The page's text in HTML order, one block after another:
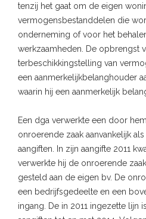
tenzij het gaat om de eigen
vermogensbestanddelen die
onderneming of voor het
werkzaamheden. De opbrengst
terbeschikkingstelling van
een aanmerkelijkbelanghouder
waarin hij een aanmerkelijk
Een dga verwerkte een door
onroerende zaak aanvankelijk
aangiften. In zijn aangifte 2011
verwerkte hij de onroerende
gesteld aan de eigen bv. De
een bedrijfsgedeelte en een
ingang. De in 2011 ingezette lijn